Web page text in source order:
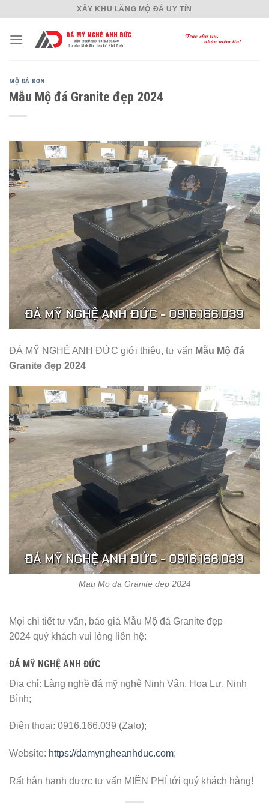
content
XÂY KHU LĂNG MỘ ĐÁ UY TÍN
MỘ ĐÁ ĐƠN
Mẫu Mộ đá Granite đẹp 2024
ĐÁ MỸ NGHỆ ANH ĐỨC giới thiệu, tư vấn Mẫu Mộ đá
Granite đẹp 2024
Mau Mo da Granite dep 2024
Mọi chi tiết tư vấn, báo giá Mẫu Mộ đá Granite đẹp
2024 quý khách vui lòng liên hệ:
ĐÁ MỸ NGHỆ ANH ĐỨC
Địa chỉ: Làng nghề đá mỹ nghệ Ninh Vân, Hoa Lư, Ninh
Bình;
Điện thoại: 0916.166.039 (Zalo);
Website: https://damyngheanhduc.com;
Rất hân hạnh được tư vấn MIỄN PHÍ tới quý khách hàng!